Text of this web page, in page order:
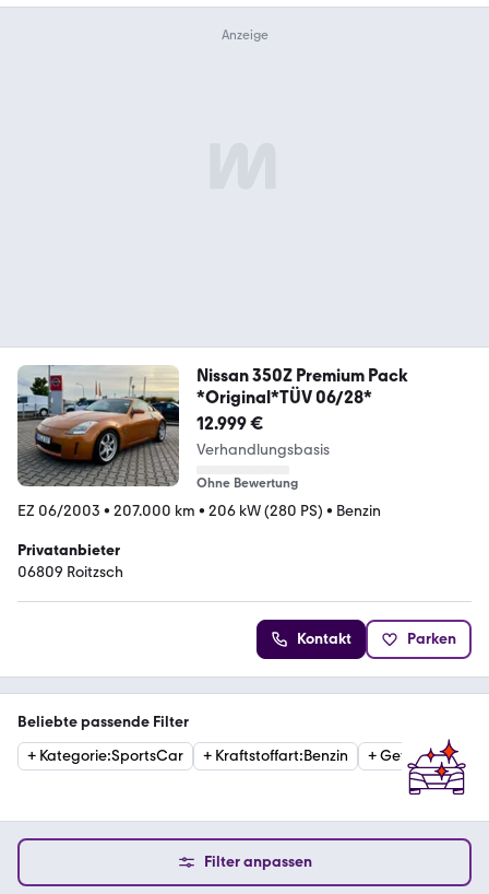
Nissan 350Z Premium Pack
*Original*TÜV 06/28*
12.999 €
Verhandlungsbasis
Ohne Bewertung
EZ 06/2003 • 207.000 km • 206 kW (280 PS) • Benzin
Privatanbieter
06809 Roitzsch
Kontakt Parken
Beliebte passende Filter
+ Kategorie:SportsCar + Kraftstoffart:Benzin +Getriebe:
Filter anpassen